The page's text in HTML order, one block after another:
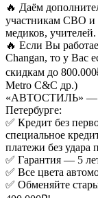
🔥 Даём
участникам СВО и
медиков, учителей.
🔥 Если Вы
Сhаngаn, то у Вас
скидкам до
Меtrо С&С др.)
«АВТОСТИЛЬ» —
Петербурге:
✅ Кредит без
специальное
платежи без удара
✅ Гарантия — 5
✅ Все цвета
✅ Обменяйте